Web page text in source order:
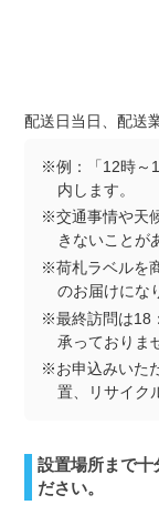
配送日当日、配送
※例：「12時～
内します。
※交通事情や天
きないことが
※荷札ラベルを
のお届けにな
※最終訪問は18
承っておりま
※お申込みいた
置、リサイク
設置場所まで十
ださい。